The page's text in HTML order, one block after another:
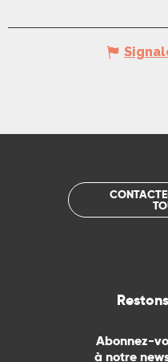
Abonnez-
à notre